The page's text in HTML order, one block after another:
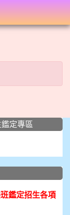
定專區
鑑定招生各項